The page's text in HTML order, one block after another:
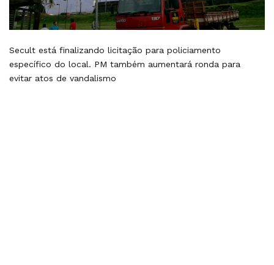
Secult está finalizando licitação para policiamento
específico do local. PM também aumentará ronda para
evitar atos de vandalismo